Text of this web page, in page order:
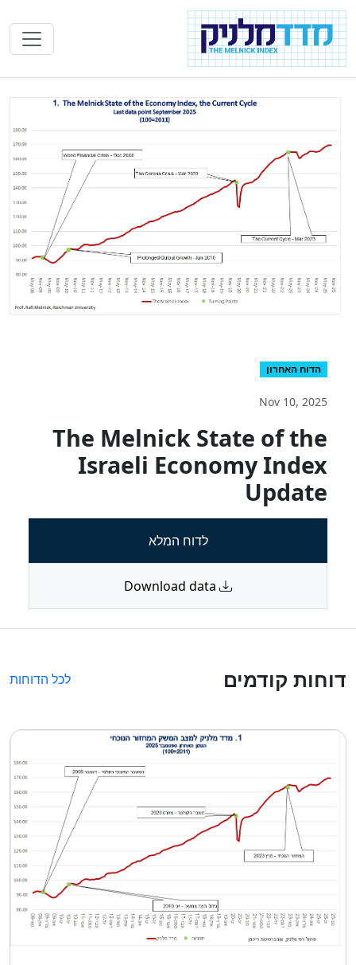
הדוח האחרון
Nov 10, 2025
The Melnick State of the
Israeli Economy Index
Update
לדוח המלא
דוחות קודמים לכל הדוחות